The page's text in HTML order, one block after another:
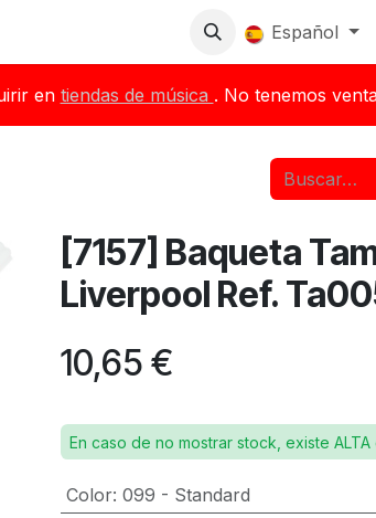
Español
en tiendas de música . No tenemos
[7157] Baqueta
Liverpool Ref.
10,65 €
En caso de no mostrar stock, existe
Color: 099 - Standard